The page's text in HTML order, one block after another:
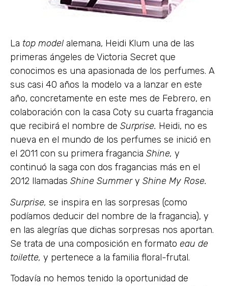
La top model alemana, Heidi Klum una de las
primeras ángeles de Victoria Secret que
conocimos es una apasionada de los perfumes. A
sus casi 40 años la modelo va a lanzar en este
año, concretamente en este mes de Febrero, en
colaboración con la casa Coty su cuarta fragancia
que recibirá el nombre de Surprise. Heidi, no es
nueva en el mundo de los perfumes se inició en
el 2011 con su primera fragancia Shine, y
continuó la saga con dos fragancias más en el
2012 llamadas Shine Summery Shine My Rose.
Surprise, se inspira en las sorpresas (como
podíamos deducir del nombre de la fragancia), y
en las alegrías que dichas sorpresas nos aportan.
Se trata de una composición en formato eau de
toilette, y pertenece a la familia floral-frutal.
Todavía no hemos tenido la oportunidad de